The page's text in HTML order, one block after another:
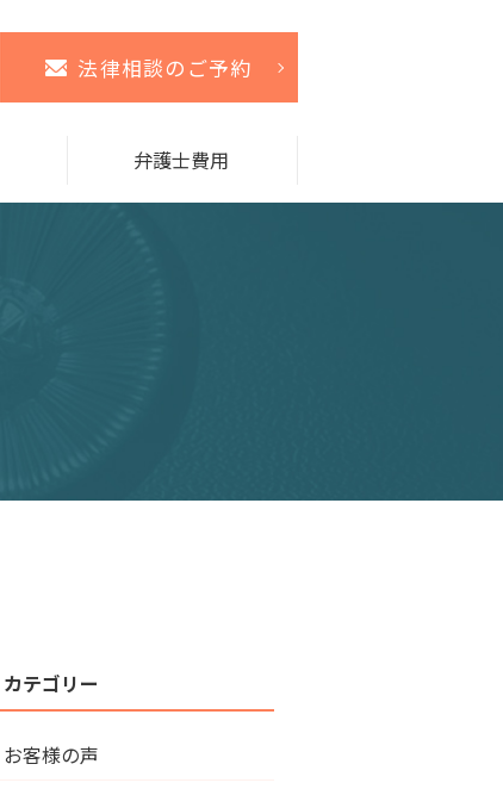
弁護士費用
法律相談のご予約
お客様の声